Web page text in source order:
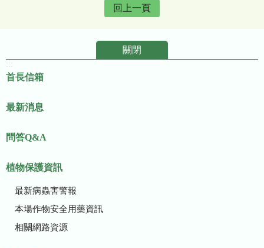
回上一頁
關閉
首長信箱
最新消息
問答Q&A
植物保護資訊
最新病蟲害警報
本場作物安全用藥資訊
相關網路資源